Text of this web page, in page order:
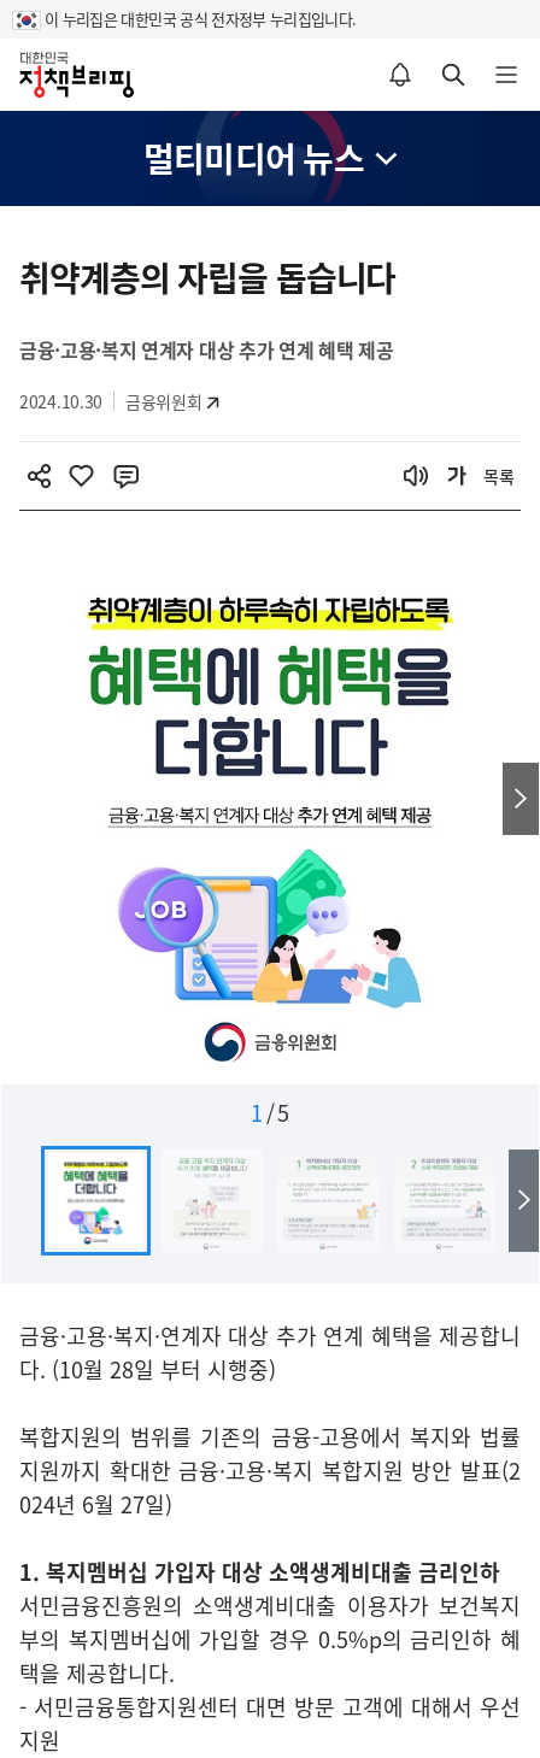
이 누리집은 대한민국 공식 전자정부 누리집입니다.
홈
알림설정 바로가기 검색 바로가기 메뉴 열기
멀티미디어 뉴스
텐
츠
영
역
취약계층의 자립을 돕습니다
금융·고용·복지 연계자 대상 추가 연계 혜택 제공
2024.10.30 금융위원회
목록
1/5
금융·고용·복지·연계자 대상 추가 연계 혜택을 제공합니
다. (10월 28일 부터 시행중)
복합지원의 범위를 기존의 금융-고용에서 복지와 법률
지원까지 확대한 금융·고용·복지 복합지원 방안 발표(2
024년 6월 27일)
1. 복지멤버십 가입자 대상 소액생계비대출 금리인하
서민금융진흥원의 소액생계비대출 이용자가 보건복지
부의 복지멤버십에 가입할 경우 0.5%p의 금리인하 혜
택을 제공합니다.
- 서민금융통합지원센터 대면 방문 고객에 대해서 우선
지원